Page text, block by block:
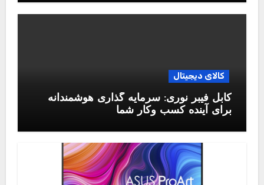
کالای دیجیتال
کابل فیبر نوری: سرمایه گذاری هوشمندانه
برای آینده کسب وکار شما